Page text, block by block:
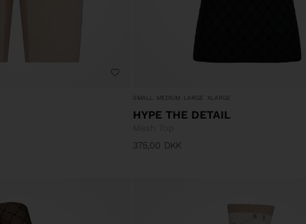
SMALL MEDIUM LARGE XLARGE
HYPE THE DETAIL
375,00 DKK